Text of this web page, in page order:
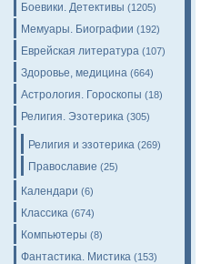
Боевики. Детективы (1205)
Мемуары. Биографии (192)
Еврейская литература (107)
Здоровье, медицина (664)
Астрология. Гороскопы (18)
Религия. Эзотерика (305)
Религия и эзотерика (269)
Православие (25)
Календари (6)
Классика (674)
Компьютеры (8)
Фантастика. Мистика (153)